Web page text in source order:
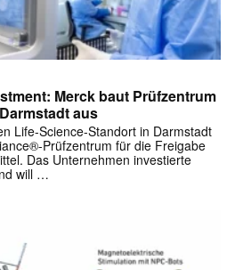
Merck baut Prüfzentrum
aus
Life-Science-Standort in Darmstadt
Prüfzentrum für die Freigabe
Das Unternehmen investierte
will …